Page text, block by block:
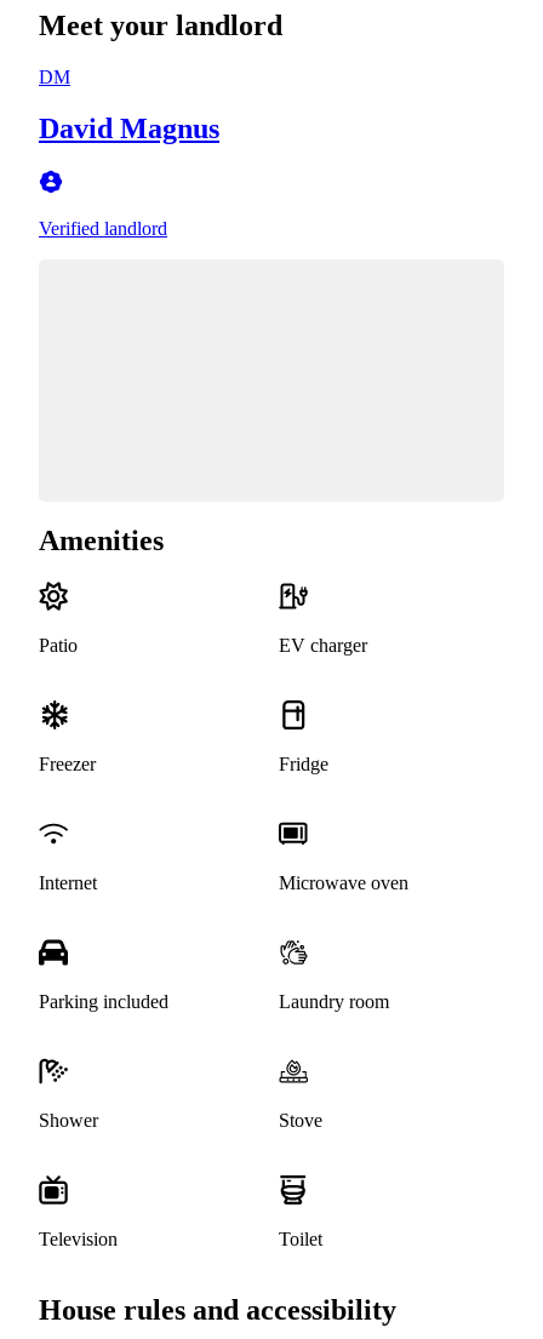
Meet your landlord
DM
David Magnus
Verified landlord
Amenities
Patio EV charger
Freezer Fridge
Internet Microwave oven
Parking included Laundry room
Shower Stove
Television Toilet
House rules and accessibility